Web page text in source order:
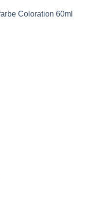
Coloration 60ml